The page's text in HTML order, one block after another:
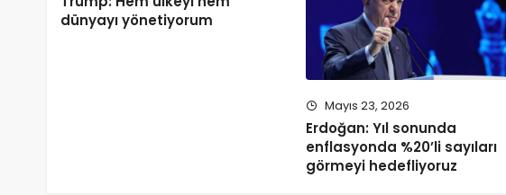
dünyayı yönetiyorum
Mayıs 23, 2026
Erdoğan: Yıl sonunda
enflasyonda %20’li sayıları
görmeyi hedefliyoruz